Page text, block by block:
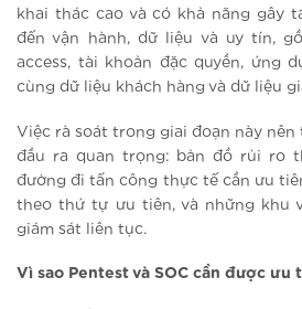
khai thác cao và có khả năng gây
đến vận hành, dữ liệu và uy tín,
access, tài khoản đặc quyền, ứng
cùng dữ liệu khách hàng và dữ liệu
Việc rà soát trong giai đoạn này
đầu ra quan trọng: bản đồ rủi ro
đường đi tấn công thực tế cần ưu
theo thứ tự ưu tiên, và những khu
giám sát liên tục.
Vì sao Pentest và SOC cần được ưu